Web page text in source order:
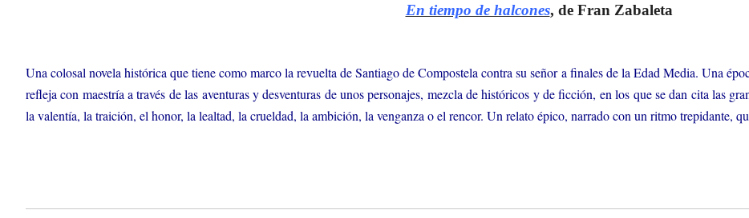
En tiempo de halcones, de Fran Zabaleta
Una colosal novela histórica que tiene como marco la revuelta de Santiago de Compostela contra su señor a finales de la Edad Media. Una
refleja con maestría a través de las aventuras y desventuras de unos personajes, mezcla de históricos y de ficción, en los que se dan cita las
la valentía, la traición, el honor, la lealtad, la crueldad, la ambición, la venganza o el rencor. Un relato épico, narrado con un ritmo trepidante,